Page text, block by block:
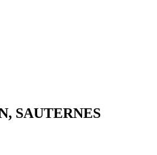
SAUTERNES